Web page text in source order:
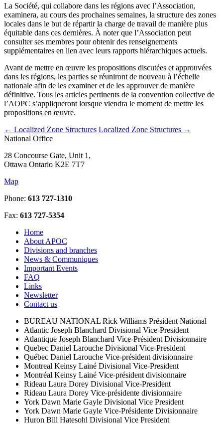
La Société, qui collabore dans les régions avec l’Association,
examinera, au cours des prochaines semaines, la structure des zones
locales dans le but de répartir la charge de travail de manière plus
équitable dans ces dernières. À noter que l’Association peut
consulter ses membres pour obtenir des renseignements
supplémentaires en lien avec leurs rapports hiérarchiques actuels.
Avant de mettre en œuvre les propositions discutées et approuvées
dans les régions, les parties se réuniront de nouveau à l’échelle
nationale afin de les examiner et de les approuver de manière
définitive. Tous les articles pertinents de la convention collective de
l’AOPC s’appliqueront lorsque viendra le moment de mettre les
propositions en œuvre.
← Localized Zone Structures Localized Zone Structures →
National Office
28 Concourse Gate, Unit 1,
Ottawa Ontario K2E 7T7
Map
Phone: 613 727-1310
Fax: 613 727-5354
Home
About APOC
Divisions and branches
News & Communiques
Important Events
FAQ
Links
Newsletter
Contact us
BUREAU NATIONAL Rick Williams Président National
Atlantic Joseph Blanchard Divisional Vice-President
Atlantique Joseph Blanchard Vice-Président Divisionnaire
Quebec Daniel Larouche Divisional Vice-President
Québec Daniel Larouche Vice-président divisionnaire
Montreal Keinsy Lainé Divisional Vice-President
Montréal Keinsy Lainé Vice-président divisionnaire
Rideau Laura Dorey Divisional Vice-President
Rideau Laura Dorey Vice-présidente divisionnaire
York Dawn Marie Gayle Divisional Vice President
York Dawn Marie Gayle Vice-Présidente Divisionnaire
Huron Bill Hatesohl Divisional Vice President